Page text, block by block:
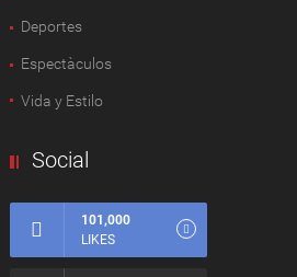
Deportes
Espectàculos
Vida y Estilo
Social
101,000
LIKES